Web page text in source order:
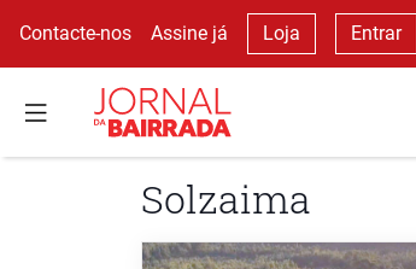
Contacte-nos Assine já Loja Entrar
Solzaima